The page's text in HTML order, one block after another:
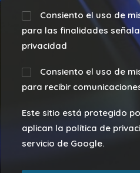
Consiento el uso de
para las finalidades
privacidad
Consiento el uso de
para recibir
Este sitio está protegido
aplican la política de
servicio de Google.